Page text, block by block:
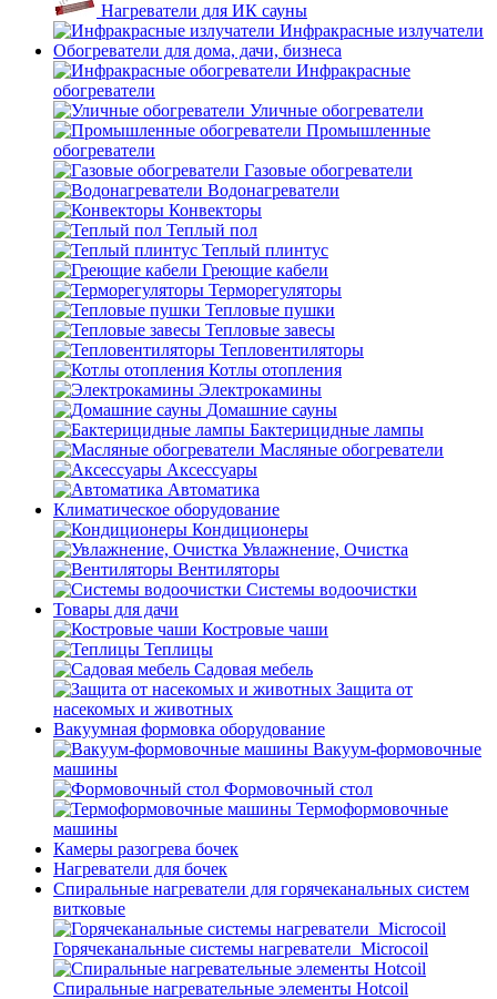
Нагреватели для ИК сауны
Инфракрасные излучатели
Обогреватели для дома, дачи, бизнеса
Инфракрасные
обогреватели
Уличные обогреватели
Промышленные
обогреватели
Газовые обогреватели
Водонагреватели
Конвекторы
Теплый пол
Теплый плинтус
Греющие кабели
Терморегуляторы
Тепловые пушки
Тепловые завесы
Тепловентиляторы
Котлы отопления
Электрокамины
Домашние сауны
Бактерицидные лампы
Масляные обогреватели
Аксессуары
Автоматика
Климатическое оборудование
Кондиционеры
Увлажнение, Очистка
Вентиляторы
Системы водоочистки
Товары для дачи
Костровые чаши
Теплицы
Садовая мебель
Защита от
насекомых и животных
Вакуумная формовка оборудование
Вакуум-формовочные
машины
Формовочный стол
Термоформовочные
машины
Камеры разогрева бочек
Нагреватели для бочек
Спиральные нагреватели для горячеканальных систем
витковые
Горячеканальные системы нагреватели_Microcoil
Спиральные нагревательные элементы Hotcoil